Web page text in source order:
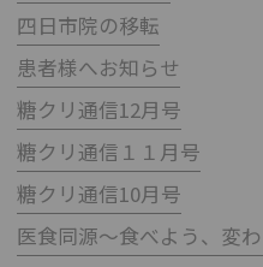
四日市院の移転
患者様へお知らせ
糖クリ通信12月号
糖クリ通信１１月号
糖クリ通信10月号
医食同源～食べよう、変